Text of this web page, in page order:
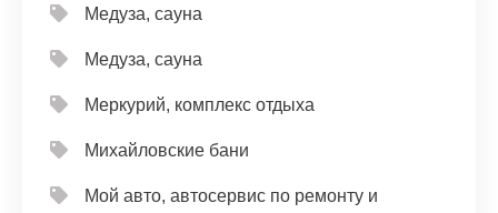
Медуза, сауна
Медуза, сауна
Меркурий, комплекс отдыха
Михайловские бани
Мой авто, автосервис по ремонту и